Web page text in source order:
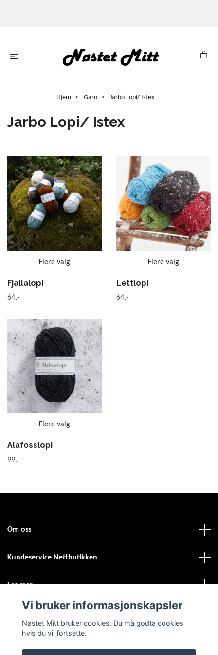
Hjem Garn Jarbo Lopi/ Istex
Jarbo Lopi/ Istex
Flere valg
Fjallalopi
64,-
Flere valg
Lettlopi
64,-
Flere valg
Alafosslopi
99,-
Om oss
Kundeservice Nettbutikken
Les mer
Vi bruker informasjonskapsler
Nøstet Mitt bruker cookies. Du må godta cookies
hvis du vil fortsette.